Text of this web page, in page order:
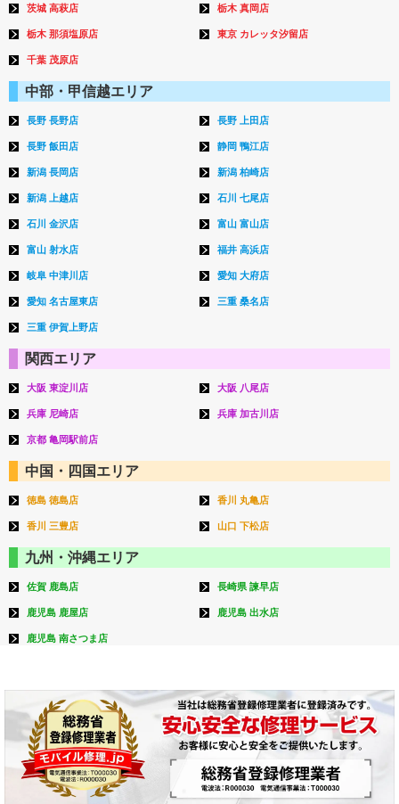
茨城 高萩店 栃木 真岡店
栃木 那須塩原店 東京 カレッタ汐留店
千葉 茂原店
中部・甲信越エリア
長野 長野店 長野 上田店
長野 飯田店 静岡 鴨江店
新潟 長岡店 新潟 柏崎店
新潟 上越店 石川 七尾店
石川 金沢店 富山 富山店
富山 射水店 福井 高浜店
岐阜 中津川店 愛知 大府店
愛知 名古屋東店 三重 桑名店
三重 伊賀上野店
関西エリア
大阪 東淀川店 大阪 八尾店
兵庫 尼崎店 兵庫 加古川店
京都 亀岡駅前店
中国・四国エリア
徳島 徳島店 香川 丸亀店
香川 三豊店 山口 下松店
九州・沖縄エリア
佐賀 鹿島店 長崎県 諫早店
鹿児島 鹿屋店 鹿児島 出水店
鹿児島 南さつま店